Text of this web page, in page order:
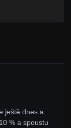
ještě dnes a
% a spoustu